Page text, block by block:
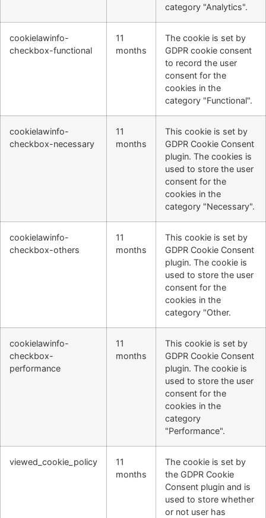
category "Analytics".
cookielawinfo-
checkbox-functional
11
months
The cookie is set by
GDPR cookie consent
to record the user
consent for the
cookies in the
category "Functional".
cookielawinfo-
checkbox-necessary
11
months
This cookie is set by
GDPR Cookie Consent
plugin. The cookies is
used to store the user
consent for the
cookies in the
category "Necessary".
cookielawinfo-
checkbox-others
11
months
This cookie is set by
GDPR Cookie Consent
plugin. The cookie is
used to store the user
consent for the
cookies in the
category "Other.
cookielawinfo-
checkbox-
performance
11
months
This cookie is set by
GDPR Cookie Consent
plugin. The cookie is
used to store the user
consent for the
cookies in the
category
"Performance".
viewed_cookie_policy
11
months
The cookie is set by
the GDPR Cookie
Consent plugin and is
used to store whether
or not user has